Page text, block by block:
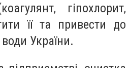
гіпохлорит,
її та привести до
води України.